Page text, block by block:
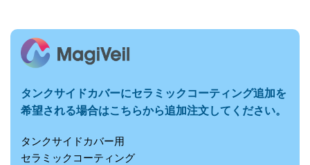
タンクサイドカバーにセラミックコーティング追加を
希望される場合はこちらから追加注文してください。
タンクサイドカバー用
セラミックコーティング